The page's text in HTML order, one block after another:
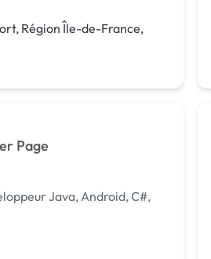
Région Île-de-France,
Page
Java, Android, C#,